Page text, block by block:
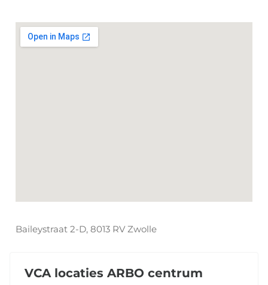
Baileystraat 2-D, 8013 RV Zwolle
VCA locaties ARBO centrum